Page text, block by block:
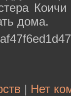
дома.
| Нет